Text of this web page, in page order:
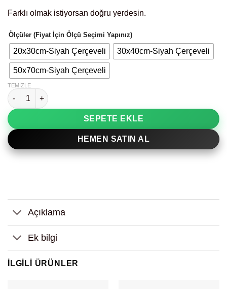
Farklı olmak istiyorsan doğru yerdesin.
Ölçüler (Fiyat İçin Ölçü Seçimi Yapınız)
20x30cm-Siyah Çerçeveli 30x40cm-Siyah Çerçeveli
50x70cm-Siyah Çerçeveli
TEMIZLE
Çiçek Detay Kibrit Kutusu Dekoratif Tablo adet
SEPETE EKLE
HEMEN SATIN AL
Açıklama
Ek bilgi
İLGILI ÜRÜNLER